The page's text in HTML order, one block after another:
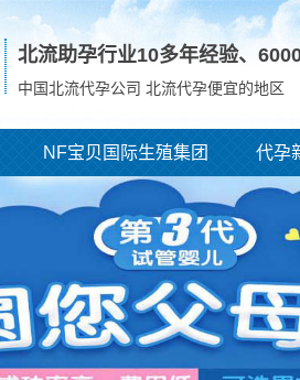
北流助孕行业10多年经验、
中国北流代孕公司 北流代孕便宜的地区
NF宝贝国际生殖集团 代孕